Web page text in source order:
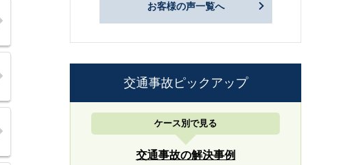
お客様の声一覧へ
交通事故ピックアップ
ケース別で見る
交通事故の解決事例